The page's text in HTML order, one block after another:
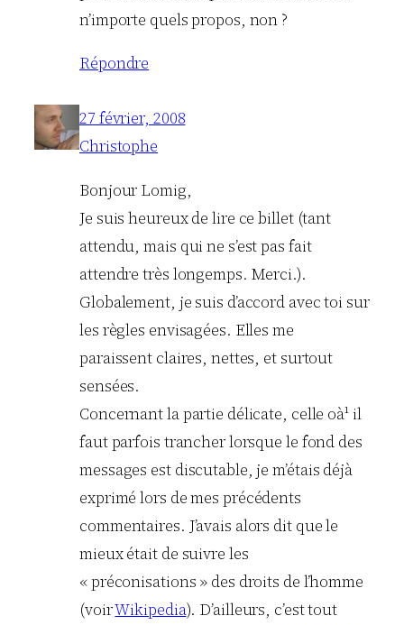
n’importe quels propos, non ?
Répondre
27 février, 2008
Christophe
Bonjour Lomig,
Je suis heureux de lire ce billet (tant
attendu, mais qui ne s’est pas fait
attendre très longemps. Merci.).
Globalement, je suis d’accord avec toi sur
les règles envisagées. Elles me
paraissent claires, nettes, et surtout
sensées.
Concernant la partie délicate, celle oà¹ il
faut parfois trancher lorsque le fond des
messages est discutable, je m’étais déjà
exprimé lors de mes précédents
commentaires. J’avais alors dit que le
mieux était de suivre les
« préconisations » des droits de l’homme
(voirWikipedia). D’ailleurs, c’est tout